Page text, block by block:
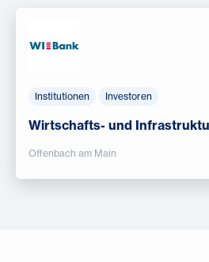
Institutionen Investoren
Wirtschafts- und
Offenbach am Main